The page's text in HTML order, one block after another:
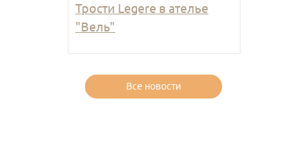
Трости Legere в ателье
"Вель"
Все новости